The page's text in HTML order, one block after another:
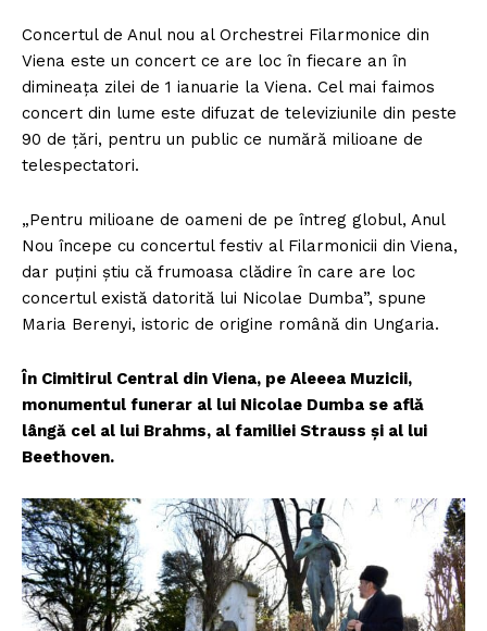
Concertul de Anul nou al Orchestrei Filarmonice din
Viena este un concert ce are loc în fiecare an în
dimineața zilei de 1 ianuarie la Viena. Cel mai faimos
concert din lume este difuzat de televiziunile din peste
90 de ţări, pentru un public ce numără milioane de
telespectatori.
„Pentru milioane de oameni de pe întreg globul, Anul
Nou începe cu concertul festiv al Filarmonicii din Viena,
dar puţini ştiu că frumoasa clădire în care are loc
concertul există datorită lui Nicolae Dumba”, spune
Maria Berenyi, istoric de origine română din Ungaria.
În Cimitirul Central din Viena, pe Aleeea Muzicii,
monumentul funerar al lui Nicolae Dumba se află
lângă cel al lui Brahms, al familiei Strauss și al lui
Beethoven.